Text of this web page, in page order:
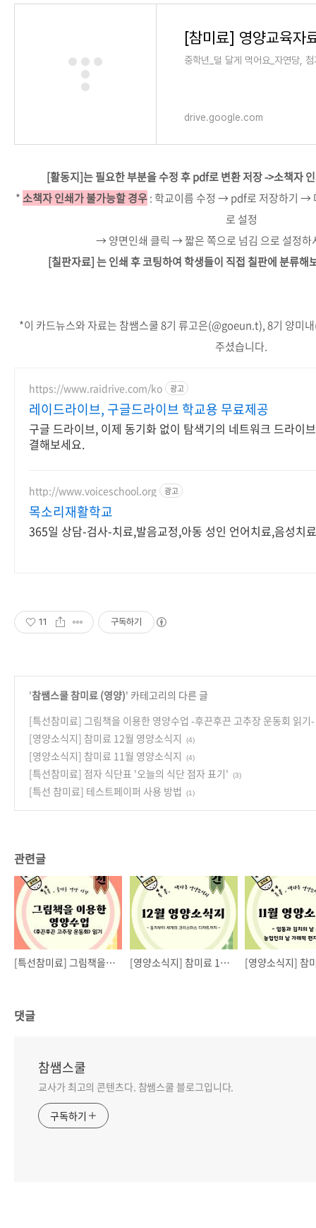
중학년_덜 달게 먹어요_자연당,
drive.google.com
[활동지]는 필요한 부분을 수정 후 pdf로 변환 저장 ->소책자
*소책자 인쇄가 불가능할 경우: 학교이름 수정 → pdf로 저장하기 →
로 설정
→ 양면인쇄 클릭 → 짧은 쪽으로 넘김 으로 설정하
[칠판자료] 는 인쇄 후 코팅하여 학생들이 직접 칠판에 분류해
*이 카드뉴스와 자료는 참쌤스쿨 8기 류고은(@goeun.t), 8기 양미
주셨습니다.
https://www.raidrive.com/ko 광고
레이드라이브, 구글드라이브 학교용 무료제공
구글 드라이브, 이제 동기화 없이 탐색기의 네트워크 드라이
결해보세요.
http://www.voiceschool.org 광고
목소리재활학교
365일 상담-검사-치료,발음교정,아동 성인 언어치료,음성치
11 구독하기
'참쌤스쿨 참미료 (영양)' 카테고리의 다른 글
[특선참미료] 그림책을 이용한 영양수업 -후끈후끈 고추장 운동회 읽기-
[영양소식지] 참미료 12월 영양소식지
(4)
[영양소식지] 참미료 11월 영양소식지 (4)
[특선참미료] 점자 식단표 '오늘의 식단 점자 표기' (3)
[특선 참미료] 테스트페이퍼 사용 방법 (1)
관련글
[특선참미료] 그림책을 이용한 영양수업 -후끈후끈 고추장 운동회 읽기- [영양소식지] 참미료 12월 영양소식지
댓글
참쌤스쿨
교사가 최고의 콘텐츠다. 참쌤스쿨 블로그입니다.
구독하기